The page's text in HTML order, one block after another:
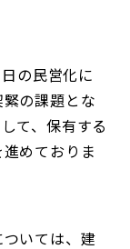
の民営化に
の課題とな
て、保有する
めておりま
いては、建